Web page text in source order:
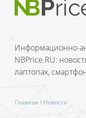
Информационно-
NBPrice.RU:
лаптопах,
Главная / Новости